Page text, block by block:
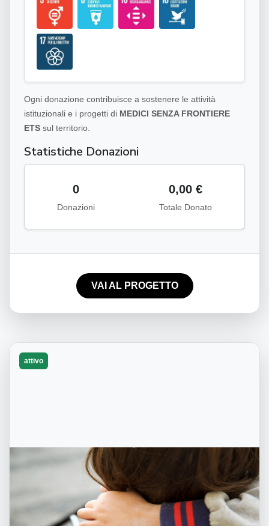
Ogni donazione contribuisce a sostenere le attività
istituzionali e i progetti di MEDICI SENZA FRONTIERE
ETS sul territorio.
Statistiche Donazioni
0
Donazioni
0,00 €
Totale Donato
VAI AL PROGETTO
attivo